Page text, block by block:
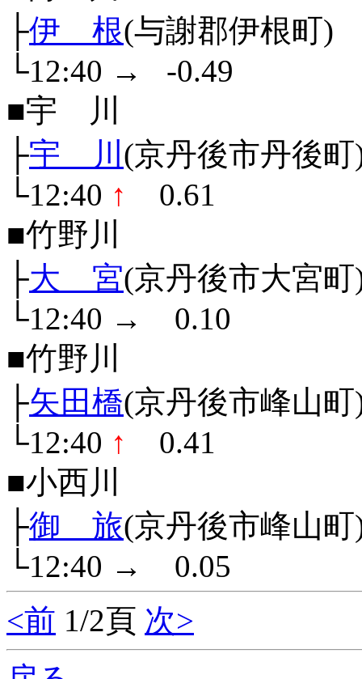
├伊 根(与謝郡伊根町)
└12:40 →
-0.49
■宇 川
├宇 川 (京丹後市丹後町
└12:40 ↑
0.61
■竹野川
├大 宮(京丹後市大宮町
└12:40 →
0.10
■竹野川
├矢田橋(京丹後市峰山町
└12:40 ↑
0.41
■小西川
├御 旅(京丹後市峰山町
└12:40 →
0.05
<前 1/2頁 次>